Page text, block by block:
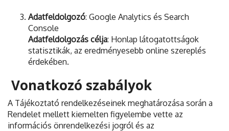
Adatfeldolgozó: Google Analytics és Search
Console
Adatfeldolgozás célja: Honlap látogatottságok
statisztikák, az eredményesebb online szereplés
érdekében.
Vonatkozó szabályok
A Tájékoztató rendelkezéseinek meghatározása során a
Rendelet mellett kiemelten figyelembe vette az
információs önrendelkezési jogról és az